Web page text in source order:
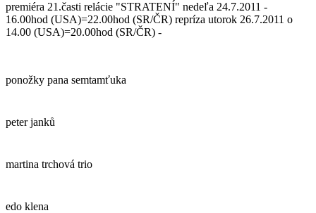
premiéra 21.časti relácie "STRATENÍ" nedeľa 24.7.2011 -
16.00hod (USA)=22.00hod (SR/ČR) repríza utorok 26.7.2011 o
14.00 (USA)=20.00hod (SR/ČR) -
ponožky pana semtamťuka
peter janků
martina trchová trio
edo klena